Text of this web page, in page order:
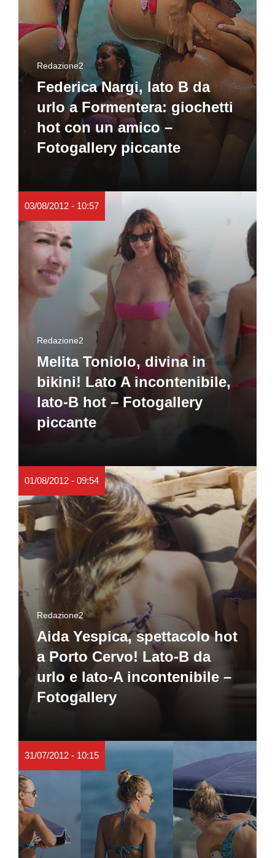
Redazione2
Federica Nargi, lato B da
urlo a Formentera: giochetti
hot con un amico –
Fotogallery piccante
03/08/2012 - 10:57
Redazione2
Melita Toniolo, divina in
bikini! Lato A incontenibile,
lato-B hot – Fotogallery
piccante
01/08/2012 - 09:54
Redazione2
Aida Yespica, spettacolo hot
a Porto Cervo! Lato-B da
urlo e lato-A incontenibile –
Fotogallery
31/07/2012 - 10:15